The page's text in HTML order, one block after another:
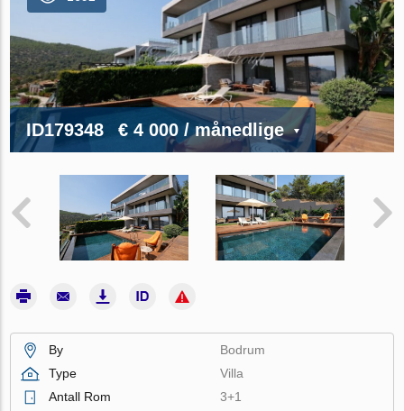
ID179348 € 4 000/ månedlige
By
Bodrum
Type
Villa
Antall Rom
3+1